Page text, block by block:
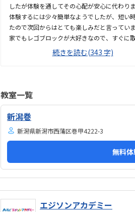
したが体験を通してその心配が安心に代わりま
体験するには少々簡単なようでしたが、短い
たので次回からはとても楽しみだと言っていま
家でもレゴブロックが大好きなので、すぐに
ことができたようです。駐車するには少々不便
じましたが、基本は本人の送迎だけになるので
供の人数には狭いのではないかと思いました。
1か月3回 もしくは90分ではなく120分だとい
と、プログラミング教室は週1回の月4回でした
少し高いと感じました。まだ短時間での体験で
で、これから良い点が増えてくるのではないか
ます。
続きを読む(343 字)
教室一覧
新潟巻
新潟県新潟市西蒲区巻甲4222-3
無料
エジソンアカデミー